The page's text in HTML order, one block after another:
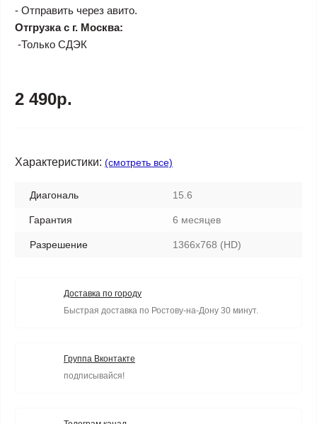
- Отправить через авито.
Отгрузка с г. Москва:
-Только СДЭК
2 490р.
Характеристики: (смотреть все)
Диагональ 15.6
Гарантия 6 месяцев
Разрешение 1366x768 (HD)
Доставка по городу
Быстрая доставка по Ростову-на-Дону 30 минут.
Группа Вконтакте
подписывайся!